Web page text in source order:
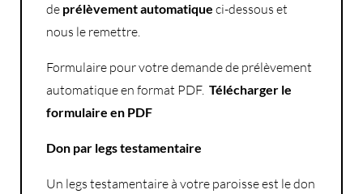
de prélèvement automatique ci-dessous et
nous le remettre.
Formulaire pour votre demande de prélèvement
automatique en format PDF. Télécharger le
formulaire en PDF
Don par legs testamentaire
Un legs testamentaire à votre paroisse est le don